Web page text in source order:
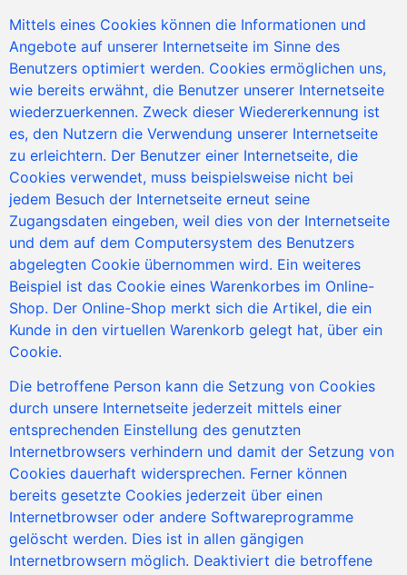
Mittels eines Cookies können die Informationen und
Angebote auf unserer Internetseite im Sinne des
Benutzers optimiert werden. Cookies ermöglichen uns,
wie bereits erwähnt, die Benutzer unserer Internetseite
wiederzuerkennen. Zweck dieser Wiedererkennung ist
es, den Nutzern die Verwendung unserer Internetseite
zu erleichtern. Der Benutzer einer Internetseite, die
Cookies verwendet, muss beispielsweise nicht bei
jedem Besuch der Internetseite erneut seine
Zugangsdaten eingeben, weil dies von der Internetseite
und dem auf dem Computersystem des Benutzers
abgelegten Cookie übernommen wird. Ein weiteres
Beispiel ist das Cookie eines Warenkorbes im Online-
Shop. Der Online-Shop merkt sich die Artikel, die ein
Kunde in den virtuellen Warenkorb gelegt hat, über ein
Cookie.
Die betroffene Person kann die Setzung von Cookies
durch unsere Internetseite jederzeit mittels einer
entsprechenden Einstellung des genutzten
Internetbrowsers verhindern und damit der Setzung von
Cookies dauerhaft widersprechen. Ferner können
bereits gesetzte Cookies jederzeit über einen
Internetbrowser oder andere Softwareprogramme
gelöscht werden. Dies ist in allen gängigen
Internetbrowsern möglich. Deaktiviert die betroffene